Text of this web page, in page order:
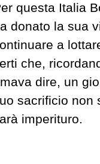
questa Italia
donato la sua
a
che,
dire, un
sacrificio non
imperituro.